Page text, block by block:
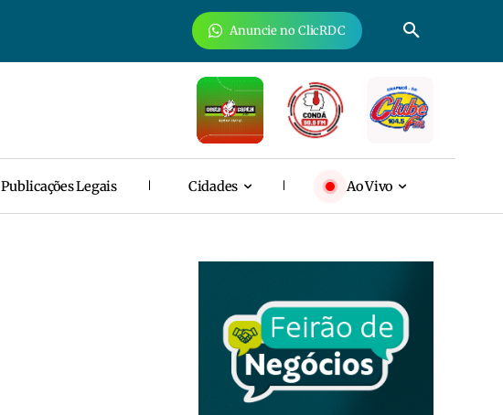
Anuncie no ClicRDC
Publicações Legais Cidades Ao Vivo